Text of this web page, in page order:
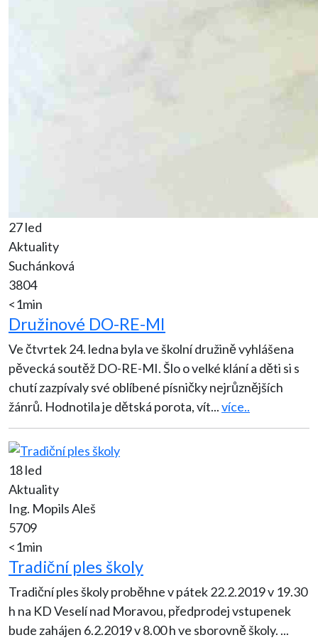
27 led
Aktuality
Suchánková
3804
<1min
Družinové DO-RE-MI
Ve čtvrtek 24. ledna byla ve školní družině vyhlášena
pěvecká soutěž DO-RE-MI. Šlo o velké klání a děti si s
chutí zazpívaly své oblíbené písničky nejrůznějších
žánrů. Hodnotila je dětská porota, vít...více..
18 led
Aktuality
Ing. Mopils Aleš
5709
<1min
Tradiční ples školy
Tradiční ples školy proběhne v pátek 22.2.2019 v 19.30
h na KD Veselí nad Moravou, předprodej vstupenek
bude zahájen 6.2.2019 v 8.00 h ve sborovně školy. ...